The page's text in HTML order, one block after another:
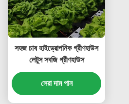
সহজ চাষ হাইড্রোপনিক গ্রীণহাউস
লেটুস সবজি গ্রীণহাউস
সেরা দাম পান